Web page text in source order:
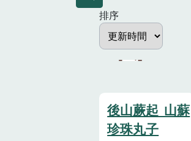
排序
後山蕨起_山蘇
珍珠丸子